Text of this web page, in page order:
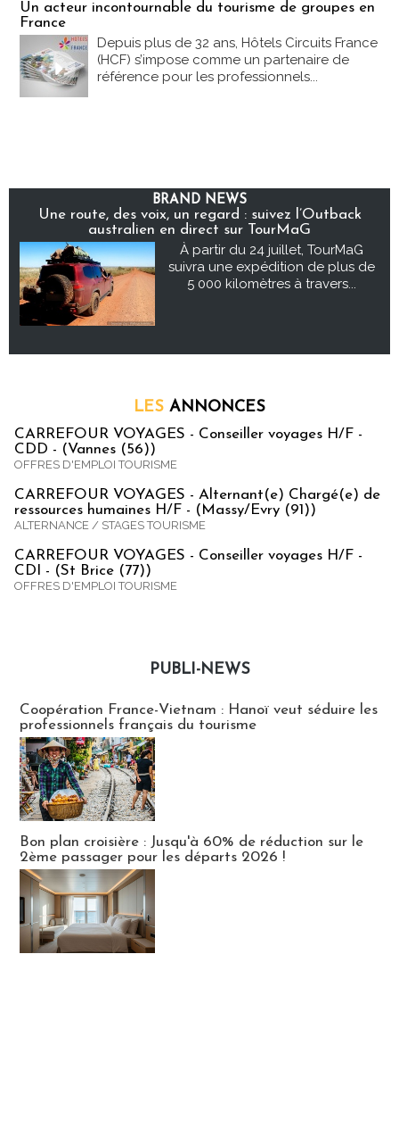
Un acteur incontournable du tourisme de groupes en
France
Depuis plus de 32 ans, Hôtels Circuits France
(HCF) s’impose comme un partenaire de
référence pour les professionnels...
BRAND NEWS
Une route, des voix, un regard : suivez l’Outback
australien en direct sur TourMaG
À partir du 24 juillet, TourMaG
suivra une expédition de plus de
5 000 kilomètres à travers...
LES ANNONCES
CARREFOUR VOYAGES - Conseiller voyages H/F -
CDD - (Vannes (56))
OFFRES D'EMPLOI TOURISME
CARREFOUR VOYAGES - Alternant(e) Chargé(e) de
ressources humaines H/F - (Massy/Evry (91))
ALTERNANCE / STAGES TOURISME
CARREFOUR VOYAGES - Conseiller voyages H/F -
CDI - (St Brice (77))
OFFRES D'EMPLOI TOURISME
PUBLI-NEWS
Coopération France-Vietnam : Hanoï veut séduire les
professionnels français du tourisme
Bon plan croisière : Jusqu'à 60% de réduction sur le
2ème passager pour les départs 2026 !